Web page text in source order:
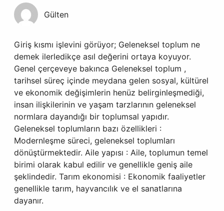
Gülten
Giriş kısmı işlevini görüyor; Geleneksel toplum ne
demek ilerledikçe asıl değerini ortaya koyuyor.
Genel çerçeveye bakınca Geleneksel toplum ,
tarihsel süreç içinde meydana gelen sosyal, kültürel
ve ekonomik değişimlerin henüz belirginleşmediği,
insan ilişkilerinin ve yaşam tarzlarının geleneksel
normlara dayandığı bir toplumsal yapıdır.
Geleneksel toplumların bazı özellikleri :
Modernleşme süreci, geleneksel toplumları
dönüştürmektedir. Aile yapısı : Aile, toplumun temel
birimi olarak kabul edilir ve genellikle geniş aile
şeklindedir. Tarım ekonomisi : Ekonomik faaliyetler
genellikle tarım, hayvancılık ve el sanatlarına
dayanır.